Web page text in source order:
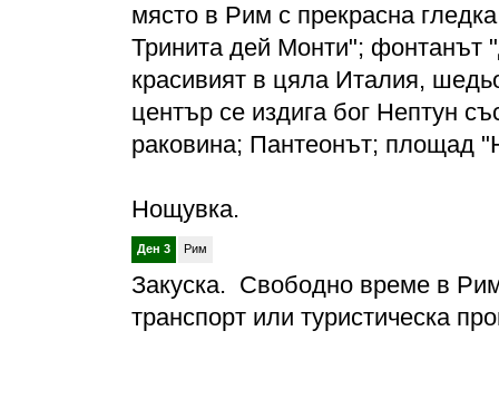
място в Рим с прекрасна
Тринита дей Монти"; фонтанът
красивият в цяла Италия,
център се издига бог Нептун
раковина; Пантеонът; площад
Нощувка.
Ден 3 Рим
Закуска. Свободно време в
транспорт или туристическа